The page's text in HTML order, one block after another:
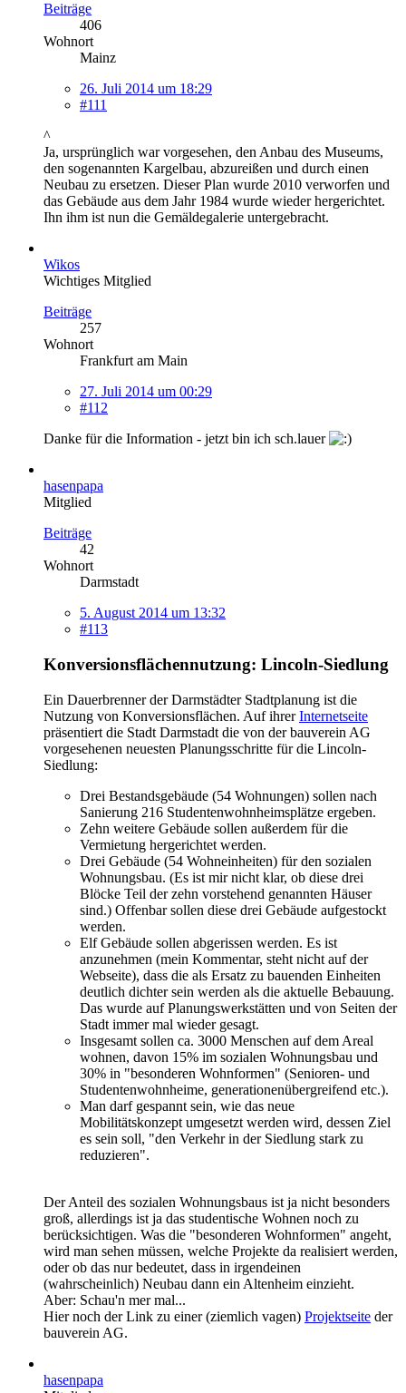
Beiträge
406
Wohnort
Mainz
26. Juli 2014 um 18:29
#111
^
Ja, ursprünglich war vorgesehen, den Anbau des Museums,
den sogenannten Kargelbau, abzureißen und durch einen
Neubau zu ersetzen. Dieser Plan wurde 2010 verworfen und
das Gebäude aus dem Jahr 1984 wurde wieder hergerichtet.
Ihn ihm ist nun die Gemäldegalerie untergebracht.
Wikos
Wichtiges Mitglied
Beiträge
257
Wohnort
Frankfurt am Main
27. Juli 2014 um 00:29
#112
Danke für die Information - jetzt bin ich sch.lauer
hasenpapa
Mitglied
Beiträge
42
Wohnort
Darmstadt
5. August 2014 um 13:32
#113
Konversionsflächennutzung: Lincoln-Siedlung
Ein Dauerbrenner der Darmstädter Stadtplanung ist die
Nutzung von Konversionsflächen. Auf ihrerInternetseite
präsentiert die Stadt Darmstadt die von der bauverein AG
vorgesehenen neuesten Planungsschritte für die Lincoln-
Siedlung:
Drei Bestandsgebäude (54 Wohnungen) sollen nach
Sanierung 216 Studentenwohnheimsplätze ergeben.
Zehn weitere Gebäude sollen außerdem für die
Vermietung hergerichtet werden.
Drei Gebäude (54 Wohneinheiten) für den sozialen
Wohnungsbau. (Es ist mir nicht klar, ob diese drei
Blöcke Teil der zehn vorstehend genannten Häuser
sind.) Offenbar sollen diese drei Gebäude aufgestockt
werden.
Elf Gebäude sollen abgerissen werden. Es ist
anzunehmen (mein Kommentar, steht nicht auf der
Webseite), dass die als Ersatz zu bauenden Einheiten
deutlich dichter sein werden als die aktuelle Bebauung.
Das wurde auf Planungswerkstätten und von Seiten der
Stadt immer mal wieder gesagt.
Insgesamt sollen ca. 3000 Menschen auf dem Areal
wohnen, davon 15% im sozialen Wohnungsbau und
30% in "besonderen Wohnformen" (Senioren- und
Studentenwohnheime, generationenübergreifend etc.).
Man darf gespannt sein, wie das neue
Mobilitätskonzept umgesetzt werden wird, dessen Ziel
es sein soll, "den Verkehr in der Siedlung stark zu
reduzieren".
Der Anteil des sozialen Wohnungsbaus ist ja nicht besonders
groß, allerdings ist ja das studentische Wohnen noch zu
berücksichtigen. Was die "besonderen Wohnformen" angeht,
wird man sehen müssen, welche Projekte da realisiert werden,
oder ob das nur bedeutet, dass in irgendeinen
(wahrscheinlich) Neubau dann ein Altenheim einzieht.
Aber: Schau'n mer mal...
Hier noch der Link zu einer (ziemlich vagen) Projektseite der
bauverein AG.
hasenpapa